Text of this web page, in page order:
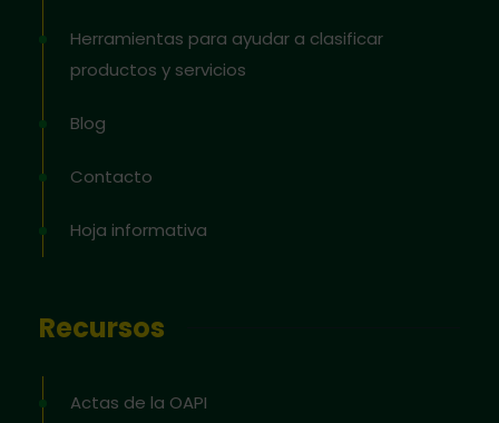
Herramientas para ayudar a clasificar
productos y servicios
Blog
Contacto
Hoja informativa
Recursos
Actas de la OAPI